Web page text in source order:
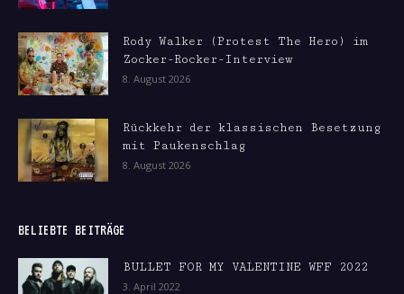
Rody Walker (Protest The Hero) im
Zocker-Rocker-Interview
8. August 2026
Rückkehr der klassischen Besetzung
mit Paukenschlag
8. August 2026
BELIEBTE BEITRÄGE
BULLET FOR MY VALENTINE WFF 2022
3. April 2022